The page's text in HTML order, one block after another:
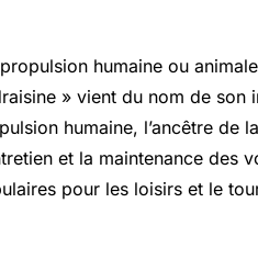
humaine ou
» vient du nom de son
humaine, l’ancêtre de
et la maintenance des
pour les loisirs et le